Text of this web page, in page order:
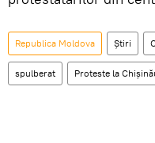
Republica Moldova Știri
spulberat Proteste la